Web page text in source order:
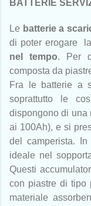
BATTERIE
Le batterie a
di poter erogare
nel tempo. Per
composta da
Fra le batterie a
soprattutto le
dispongono di una
ai 100Ah), e si
del camperista.
ideale nel
Questi
con piastre di tipo
materiale